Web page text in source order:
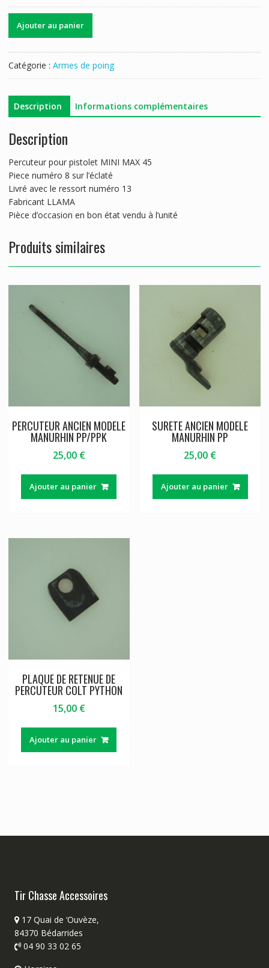
de
MINIMAX45
Ajouter au panier
Catégorie : Armes de poing
Description Informations complémentaires
Description
Percuteur pour pistolet MINI MAX 45
Piece numéro 8 sur l’éclaté
Livré avec le ressort numéro 13
Fabricant LLAMA
Pièce d’occasion en bon état vendu à l’unité
Produits similaires
PERCUTEUR ANCIEN MODELE
MANURHIN PP/PPK
25,00 €
Ajouter au panier
SURETE ANCIEN MODELE
MANURHIN PP
25,00 €
Ajouter au panier
PLAQUE DE RETENUE DE
PERCUTEUR COLT PYTHON
15,00 €
Ajouter au panier
Tir Chasse Accessoires
17 Quai de ‘Ouvèze,
84370 Bédarrides
04 90 33 02 65